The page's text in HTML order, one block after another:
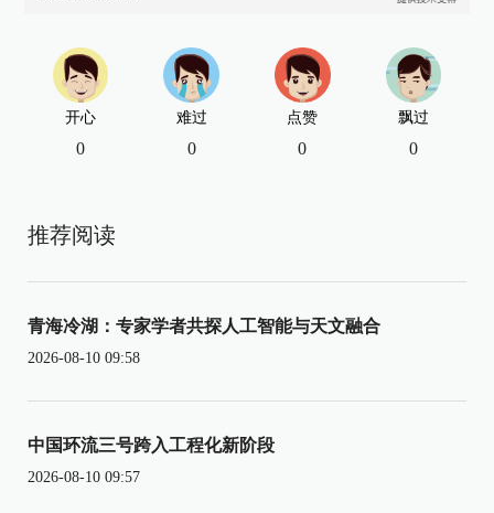
开心
0
难过
0
点赞
0
飘过
0
推荐阅读
青海冷湖：专家学者共探人工智能与天文融合
2026-08-10 09:58
中国环流三号跨入工程化新阶段
2026-08-10 09:57